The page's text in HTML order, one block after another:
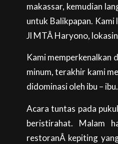
makassar, kemudian
untuk Balikpapan.
Jl MTÂ Haryono,
Kami memperkenalkan
minum, terakhir kami
didominasi oleh ibu – ibu.
Acara tuntas pada
beristirahat. Malam
restoranÂ kepiting